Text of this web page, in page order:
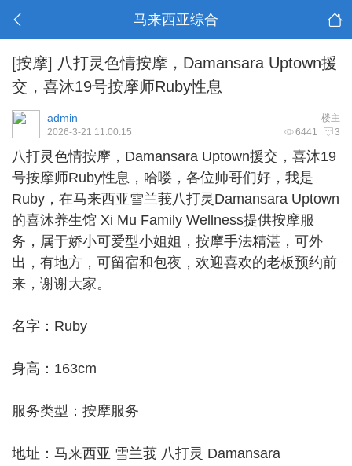
马来西亚综合
[按摩] 八打灵色情按摩，Damansara Uptown援
交，喜沐19号按摩师Ruby性息
楼主
admin
6441 3
2026-3-21 11:00:15
八打灵色情按摩 ，Damansara Uptown援交，喜沐19
号按摩师Ruby性息，哈喽，各位帅哥们好，我是
Ruby，在马来西亚雪兰莪八打灵Damansara Uptown
的喜沐养生馆 Xi Mu Family Wellness提供按摩服
务，属于娇小可爱型小姐姐，按摩手法精湛，可外
出，有地方，可留宿和包夜，欢迎喜欢的老板预约前
来，谢谢大家。
名字：Ruby
身高：163cm
服务类型：按摩服务
地址：马来西亚 雪兰莪 八打灵 Damansara